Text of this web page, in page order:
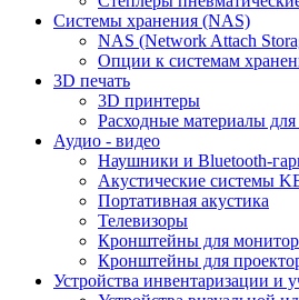
Cистемы хранения (NAS)
NAS (Network Attach
Опции к системам
3D печать
3D принтеры
Расходные материалы
Аудио - видео
Наушники и Bluetooth-
Акустические системы
Портативная акустика
Телевизоры
Кронштейны для
Кронштейны для
Устройства инвентаризации и